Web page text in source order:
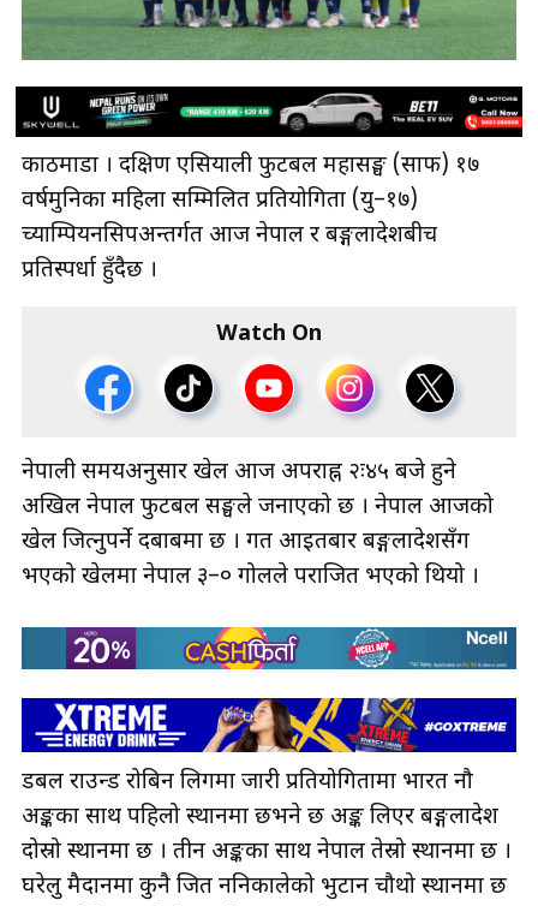
काठमाडौँ । दक्षिण एसियाली फुटबल महासङ्घ (साफ) १७
वर्षमुनिका महिला सम्मिलित प्रतियोगिता (यु–१७)
च्याम्पियनसिपअन्तर्गत आज नेपाल र बङ्गलादेशबीच
प्रतिस्पर्धा हुँदैछ ।
Watch On
नेपाली समयअनुसार खेल आज अपराह्न २ः४५ बजे हुने
अखिल नेपाल फुटबल सङ्घले जनाएको छ । नेपाल आजको
खेल जित्नुपर्ने दबाबमा छ । गत आइतबार बङ्गलादेशसँग
भएको खेलमा नेपाल ३–० गोलले पराजित भएको थियो ।
डबल राउन्ड रोबिन लिगमा जारी प्रतियोगितामा भारत नौ
अङ्कका साथ पहिलो स्थानमा छभने छ अङ्क लिएर बङ्गलादेश
दोस्रो स्थानमा छ । तीन अङ्कका साथ नेपाल तेस्रो स्थानमा छ ।
घरेलु मैदानमा कुनै जित ननिकालेको भुटान चौथो स्थानमा छ